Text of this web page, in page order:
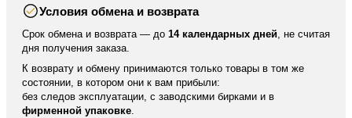
После отправки мы высылаем вам номер для
отслеживания вашей посылки. По нему вы можете
отследить ваше отправление на сайте курьерской
Условия обмена и возврата
Срок обмена и возврата — до 14 календарных дней, не считая
дня получения заказа.
К возврату и обмену принимаются только товары в том же
состоянии, в котором они к вам прибыли:
без следов эксплуатации, с заводскими бирками и в
фирменной упаковке.